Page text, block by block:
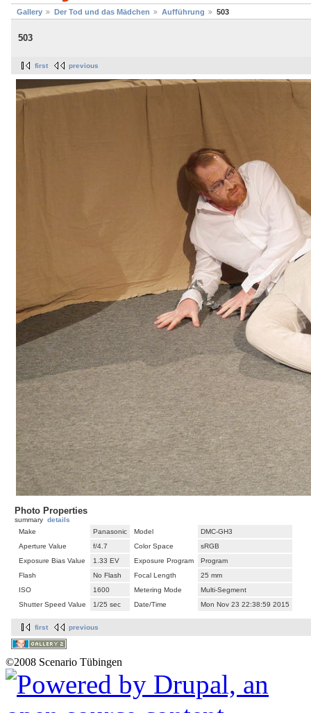
Gallery Der Tod und das Mädchen Aufführung 503
503
first previous
Photo Properties
summary details
Make
Panasonic Model
DMC-GH3
Aperture Value
f/4.7 Color Space
sRGB
Exposure Bias Value
1.33 EV Exposure Program
Program
Flash
No Flash Focal Length
25 mm
ISO
1600 Metering Mode
Multi-Segment
Shutter Speed Value
1/25 sec Date/Time Mon Nov 23 22:38:59 2015
first previous
©2008 Scenario Tübingen